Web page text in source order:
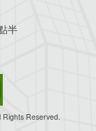
半
Reserved.